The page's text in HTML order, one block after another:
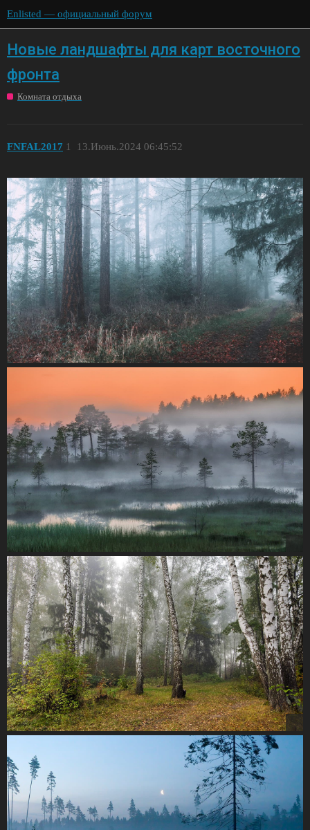
Enlisted — официальный форум
Новые ландшафты для карт восточного
фронта
Комната отдыха
FNFAL2017 13.Июнь.2024 06:45:52
1